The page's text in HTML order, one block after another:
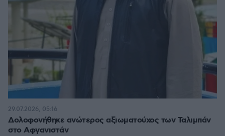
Δολοφονήθηκε ανώτερος αξιωματούχος των Ταλιμπάν
στο Αφγανιστάν
29.07.2026, 05:16